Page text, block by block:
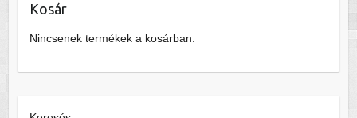
Kosár
Nincsenek termékek a kosárban.